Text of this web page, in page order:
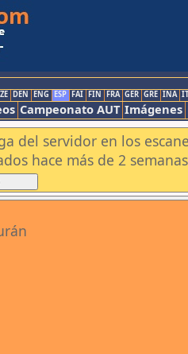
DEN ENG ESP FAI FIN FRA GER GRE INA
Campeonato AUT Imágenes
del servidor en los
hace más de 2